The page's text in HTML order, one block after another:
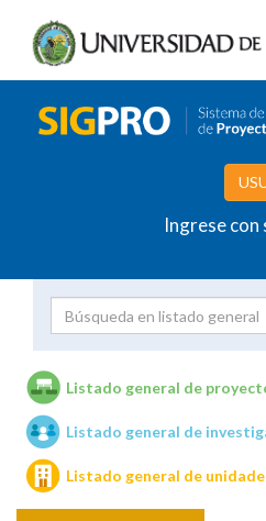
Ingrese
Unidades de
Listado general de
Listado general de
Listado general de